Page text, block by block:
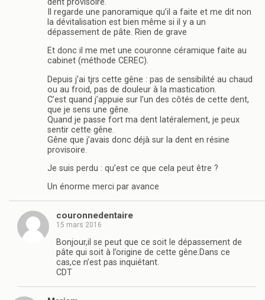
Il regarde une panoramique qu’il a faite et me dit non
la dévitalisation est bien même si il y a un
dépassement de pâte. Rien de grave
Et donc il me met une couronne céramique faite au
cabinet (méthode CEREC).
Depuis j’ai tjrs cette gêne : pas de sensibilité au chaud
ou au froid, pas de douleur à la mastication.
C’est quand j’appuie sur l’un des côtés de cette dent,
que je sens une gêne.
Quand je passe fort ma dent latéralement, je peux
sentir cette gêne.
Gêne que j’avais donc déjà sur la dent en résine
provisoire.
Je suis perdu : qu’est ce que cela peut être ?
Un énorme merci par avance
couronnedentaire
15 mars 2016
Bonjour,il se peut que ce soit le dépassement de
pâte qui soit à l’origine de cette gêne.Dans ce
cas,ce n’est pas inquiétant.
CDT